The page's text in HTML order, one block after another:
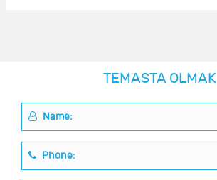
TEMASTA OLMAK
Name:
Phone: